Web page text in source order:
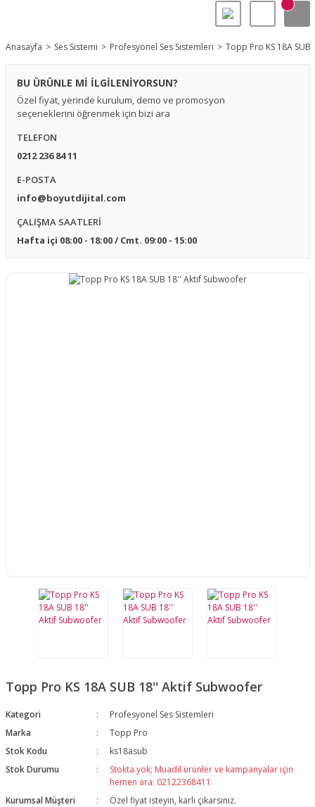
Anasayfa Ses Sistemi Profesyonel Ses Sistemleri Topp Pro KS 18A
BU ÜRÜNLE Mİ İLGİLENİYORSUN?
Özel fiyat, yerinde kurulum, demo ve promosyon
seçeneklerini öğrenmek için bizi ara
TELEFON
0212 236 84 11
E-POSTA
info@boyutdijital.com
ÇALIŞMA SAATLERİ
Hafta içi 08:00 - 18:00 / Cmt. 09:00 - 15:00
Topp Pro KS 18A SUB 18'' Aktif Subwoofer
Kategori
Profesyonel Ses Sistemleri
Marka
Topp Pro
Stok Kodu
ks18asub
Stok Durumu
Stokta yok; Muadil ürünler ve kampanyalar için
hemen ara: 02122368411
Kurumsal Müşteri
Özel fiyat isteyin, karlı çıkarsınız.